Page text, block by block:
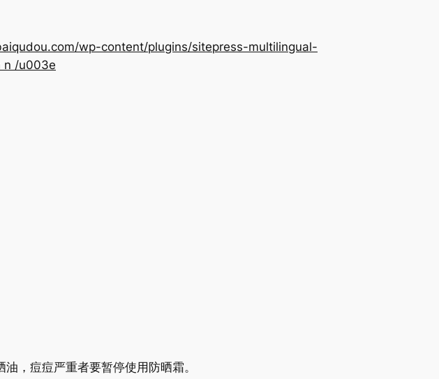
wp-content/plugins/sitepress-multilingual-
n /u003e
，痘痘严重者要暂停使用防晒霜。